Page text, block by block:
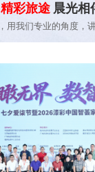
精彩旅途 晨光相
用我们专业的角度，